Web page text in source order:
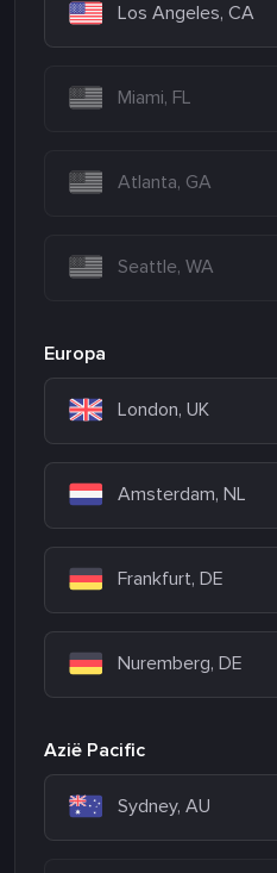
Los Angeles, CA
Miami, FL
Atlanta, GA
Seattle, WA
Europa
London, UK
Amsterdam, NL
Frankfurt, DE
Nuremberg, DE
Azië Pacific
Sydney, AU